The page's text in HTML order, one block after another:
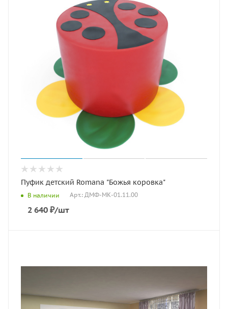
Пуфик детский Romana "Божья коровка"
В наличии Арт.: ДМФ-МК-01.11.00
2 640 ₽/шт